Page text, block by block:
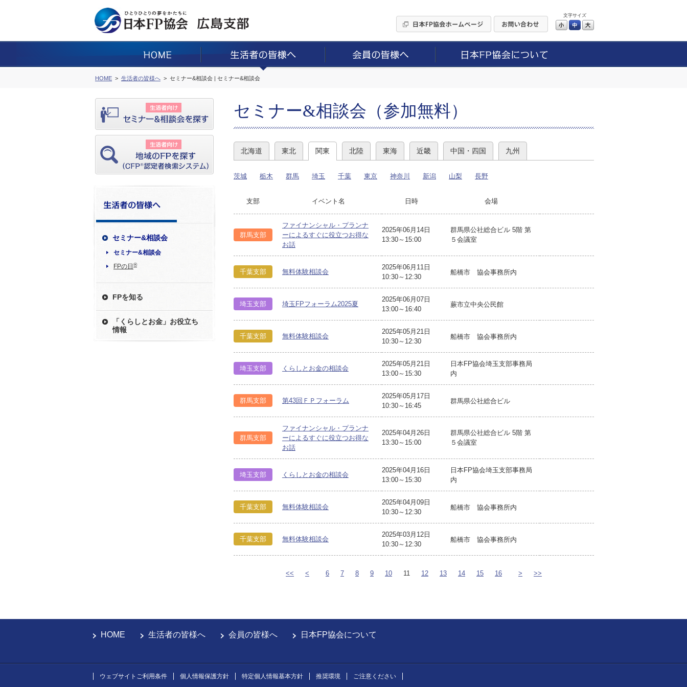
文字サイズ
小 中
HOME 生活者の皆様へ セミナー&相談会 | セミナー&相談会
セミナー&相談会
セミナー&相談会
FPの日 ®
FPを知る
「くらしとお金」お役立ち
情報
セミナー&相談会（参加無料）
北海道 東北 関東 北陸 東海 近畿 中国・四国 九州
茨城 栃木 群馬 埼玉 千葉 東京 神奈川 新潟 山梨 長野
支部 イベント名 日時 会場
群馬支部
ファイナンシャル・プランナ
ーによるすぐに役立つお得な
お話
2025年06月14日
13:30～15:00
群馬県公社総合ビル 5階 第
５会議室
千葉支部 無料体験相談会
2025年06月11日
10:30～12:30
船橋市 協会事務所内
埼玉支部 埼玉FPフォーラム2025夏
2025年06月07日
13:00～16:40
蕨市立中央公民館
千葉支部 無料体験相談会
2025年05月21日
10:30～12:30
船橋市 協会事務所内
埼玉支部 くらしとお金の相談会
2025年05月21日
13:00～15:30
日本FP協会埼玉支部事務局
内
群馬支部 第43回ＦＰフォーラム
2025年05月17日
10:30～16:45
群馬県公社総合ビル
群馬支部
ファイナンシャル・プランナ
ーによるすぐに役立つお得な
お話
2025年04月26日
13:30～15:00
群馬県公社総合ビル 5階 第
５会議室
埼玉支部 くらしとお金の相談会
2025年04月16日
13:00～15:30
日本FP協会埼玉支部事務局
内
千葉支部 無料体験相談会
2025年04月09日
10:30～12:30
船橋市 協会事務所内
千葉支部 無料体験相談会
2025年03月12日
10:30～12:30
船橋市 協会事務所内
<< < 6 7 8 9 10 11 12 13 14 15 16 > >>
HOME 生活者の皆様へ 会員の皆様へ 日本FP協会について
ウェブサイトご利用条件 個人情報保護方針 特定個人情報基本方針 推奨環境 ご注意ください